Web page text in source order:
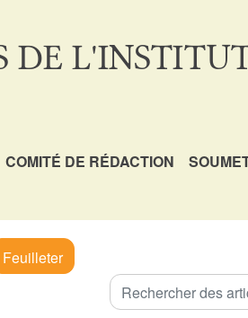
DE
COMITÉ DE RÉDACTION
Feuilleter